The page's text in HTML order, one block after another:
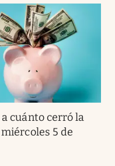
a cuánto cerró la
5 de